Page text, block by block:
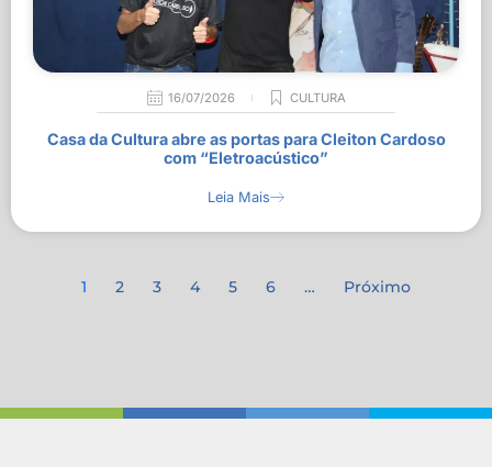
16/07/2026 CULTURA
Casa da Cultura abre as portas para Cleiton Cardoso
com “Eletroacústico”
Leia Mais
1 2 3 4 5 6 … Próximo